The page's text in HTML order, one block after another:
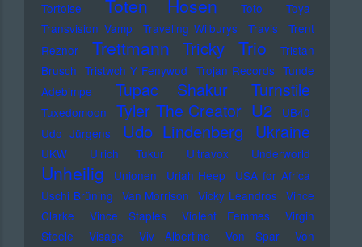
Tortoise
Toten Hosen Toto
Toya
Transvision Vamp
Traveling Wilburys Travis
Trent
Reznor
Trettmann Tricky Trio
Tristan
Brusch Tristwch Y Fenywod Trojan Records Tunde
Adebimpe
Tupac Shakur Turnstile
Tuxedomoon Tyler The Creator U2
UB40
Udo Jürgens
Udo Lindenberg Ukraine
UKW Ulrich Tukur Ultravox Underworld
Unheilig Unionen Uriah Heep
USA for Africa
Uschi Brüning Van Morrison Vicky Leandros Vince
Clarke
Vince Staples Violent Femmes
Virgin
Steele
Visage Viv Albertine Von Spar
Von